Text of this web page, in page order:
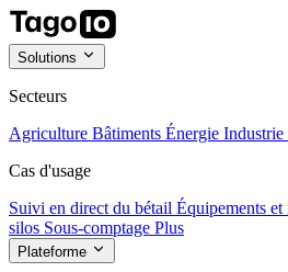
Solutions
Secteurs
Agriculture Bâtiments Énergie Industrie
Cas d'usage
Suivi en direct du bétail Équipements et
silos Sous-comptage Plus
Plateforme